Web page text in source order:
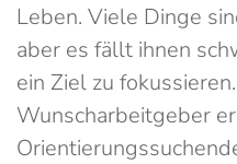
Leben. Viele Dinge
aber es fällt ihnen
ein Ziel zu
Wunscharbeitgeber